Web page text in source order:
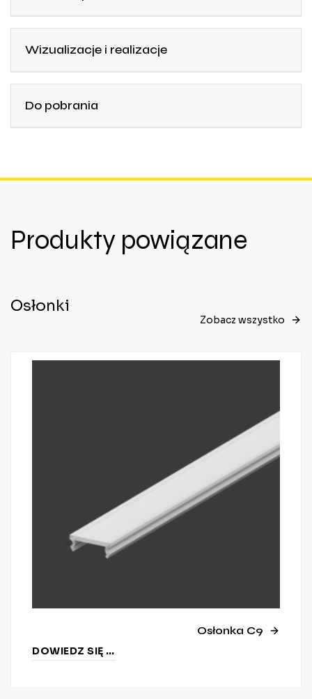
Wizualizacje i realizacje
Do pobrania
Produkty powiązane
Osłonki
Zobacz wszystko
Osłonka C9
DOWIEDZ SIĘ WIĘCEJ